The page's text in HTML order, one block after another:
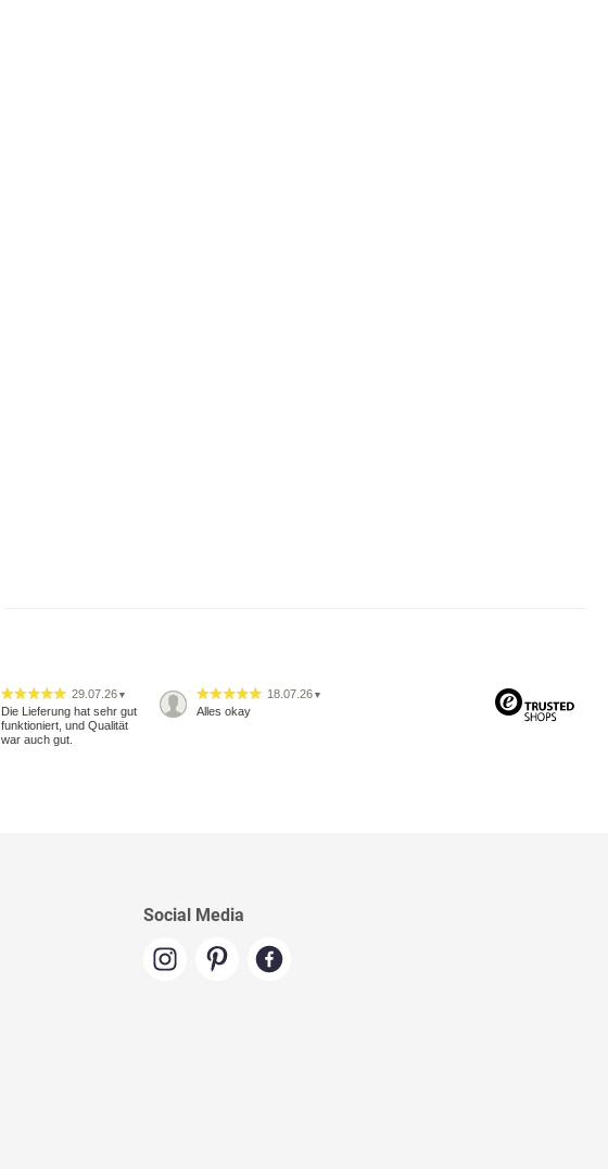
29.07.26 ▼
Die Lieferung hat sehr gut
funktioniert, und Qualität
war auch gut.
18.07.26 ▼
Alles okay
Social Media